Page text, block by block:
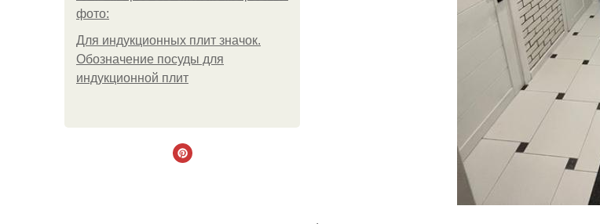
фото:
Для индукционных плит значок.
Обозначение посуды для
индукционной плит
.